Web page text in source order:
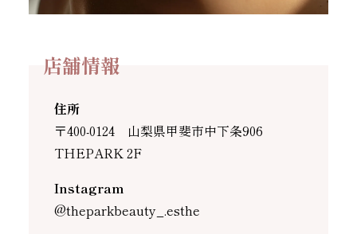
店舗情報
住所
〒400-0124 山梨県甲斐市中下条906
THEPARK 2F
Instagram
@theparkbeauty_.esthe